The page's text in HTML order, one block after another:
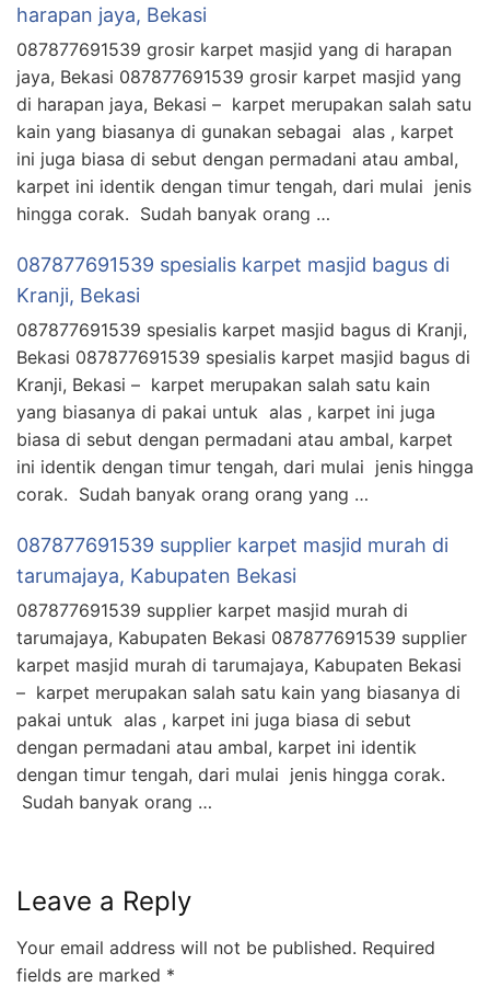
harapan jaya, Bekasi
087877691539 grosir karpet masjid yang di harapan
jaya, Bekasi 087877691539 grosir karpet masjid yang
di harapan jaya, Bekasi – karpet merupakan salah satu
kain yang biasanya di gunakan sebagai alas , karpet
ini juga biasa di sebut dengan permadani atau ambal,
karpet ini identik dengan timur tengah, dari mulai jenis
hingga corak. Sudah banyak orang …
087877691539 spesialis karpet masjid bagus di
Kranji, Bekasi
087877691539 spesialis karpet masjid bagus di Kranji,
Bekasi 087877691539 spesialis karpet masjid bagus di
Kranji, Bekasi – karpet merupakan salah satu kain
yang biasanya di pakai untuk alas , karpet ini juga
biasa di sebut dengan permadani atau ambal, karpet
ini identik dengan timur tengah, dari mulai jenis hingga
corak. Sudah banyak orang orang yang …
087877691539 supplier karpet masjid murah di
tarumajaya, Kabupaten Bekasi
087877691539 supplier karpet masjid murah di
tarumajaya, Kabupaten Bekasi 087877691539 supplier
karpet masjid murah di tarumajaya, Kabupaten Bekasi
– karpet merupakan salah satu kain yang biasanya di
pakai untuk alas , karpet ini juga biasa di sebut
dengan permadani atau ambal, karpet ini identik
dengan timur tengah, dari mulai jenis hingga corak.
Sudah banyak orang …
Leave a Reply
Your email address will not be published. Required
fields are marked *